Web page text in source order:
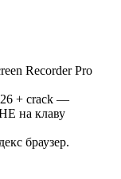
Recorder Pro
+ crack —
на клаву
браузер.